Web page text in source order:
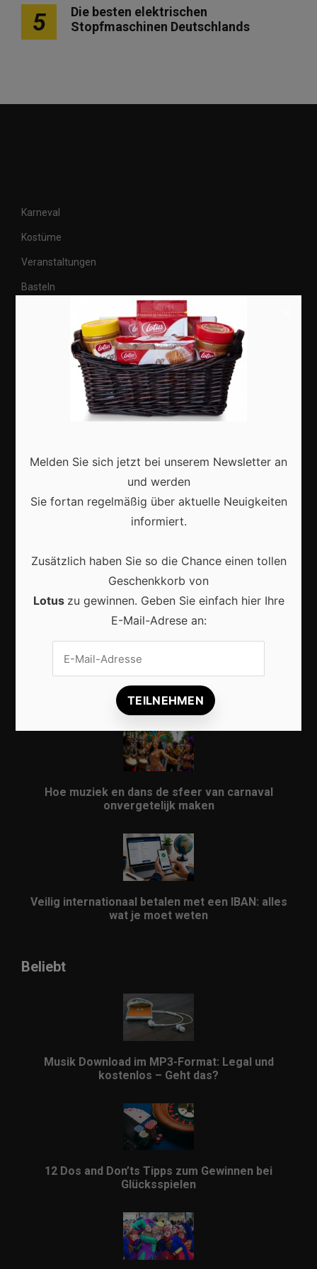
5
Die besten elektrischen
Stopfmaschinen Deutschlands
Karneval
Kostüme
Veranstaltungen
Basteln
Karneval in Deutschland: Traditionen, Kostüme und
moderne Feierkultur
Karneval in Berlin erleben: Kreativität, Kultur und
Gemeinschaft auf einzigartige Weise entdecken
Vrijwilligers maken van carnaval een onvergetelijk
evenement
Hoe muziek en dans de sfeer van carnaval
onvergetelijk maken
Veilig internationaal betalen met een IBAN: alles
wat je moet weten
Beliebt
Musik Download im MP3-Format: Legal und
kostenlos – Geht das?
12 Dos and Don’ts Tipps zum Gewinnen bei
Glücksspielen
Melden Sie sich jetzt bei unserem Newsletter an
und werden
Sie fortan regelmäßig über aktuelle Neuigkeiten
informiert.
Zusätzlich haben Sie so die Chance einen tollen
Geschenkkorb von
Lotus zu gewinnen. Geben Sie einfach hier Ihre
E-Mail-Adrese an: